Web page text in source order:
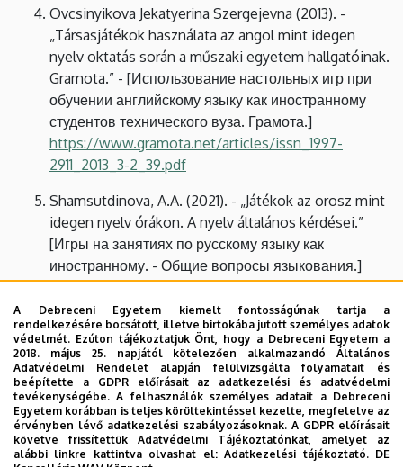
Ovcsinyikova Jekatyerina Szergejevna (2013). -
„Társasjátékok használata az angol mint idegen
nyelv oktatás során a műszaki egyetem hallgatóinak.
Gramota.” - [Использование настольных игр при
обучении английскому языку как иностранному
студентов технического вуза. Грамота.]
https://www.gramota.net/articles/issn_1997-
2911_2013_3-2_39.pdf
Shamsutdinova, A.A. (2021). - „Játékok az orosz mint
idegen nyelv órákon. A nyelv általános kérdései.”
[Игры на занятиях по русскому языку как
иностранному. - Общие вопросы языкования.]
https://cyberleninka.ru/article/n/igry-na-zanyatiyah-
po-russkomu-yazyku-kak-inostrannomu/pdf
План урока:https://xn----8sbiecm6bhdx8i.xn--p1ai/
план-конспект урока.html
Видеоматералы на занятиях
РКИ:https://www.eduneo.ru/korotkie-
autentichnye-videomaterialy-na-zanyatiyax-rki/
A Debreceni Egyetem kiemelt fontosságúnak tartja a
rendelkezésére bocsátott, illetve birtokába jutott személyes adatok
védelmét. Ezúton tájékoztatjuk Önt, hogy a Debreceni Egyetem a
2018. május 25. napjától kötelezően alkalmazandó Általános
Adatvédelmi Rendelet alapján felülvizsgálta folyamatait és
beépítette a GDPR előírásait az adatkezelési és adatvédelmi
tevékenységébe. A felhasználók személyes adatait a Debreceni
Egyetem korábban is teljes körültekintéssel kezelte, megfelelve az
érvényben lévő adatkezelési szabályozásoknak. A GDPR előírásait
követve frissítettük Adatvédelmi Tájékoztatónkat, amelyet az
alábbi linkre kattintva olvashat el:Adatkezelési tájékoztató. DE